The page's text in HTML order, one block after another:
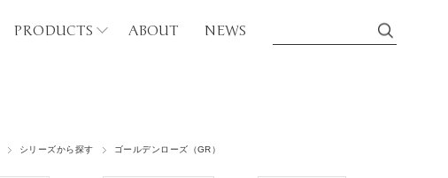
PRODUCTS ABOUT NEWS
シリーズから探す ゴールデンローズ（GR）